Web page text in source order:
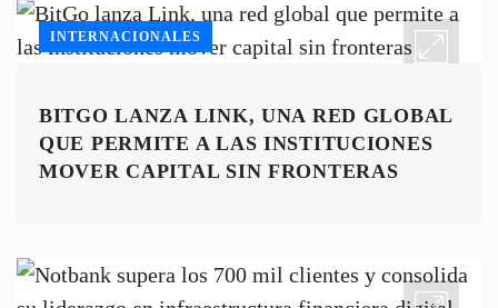
INTERNACIONALES
BITGO LANZA LINK, UNA RED GLOBAL
QUE PERMITE A LAS INSTITUCIONES
MOVER CAPITAL SIN FRONTERAS